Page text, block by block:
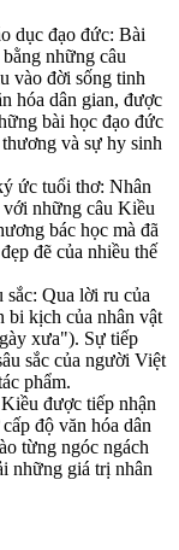
dục đạo đức: Bài
những câu
vào đời sống tinh
hóa dân gian, được
bài học đạo đức
và sự hy sinh
ức tuổi thơ: Nhân
những câu Kiều
bác học mà đã
đẽ của nhiều thế
sắc: Qua lời ru của
bi kịch của nhân vật
xưa"). Sự tiếp
sắc của người Việt
phẩm.
được tiếp nhận
độ văn hóa dân
từng ngóc ngách
những giá trị nhân